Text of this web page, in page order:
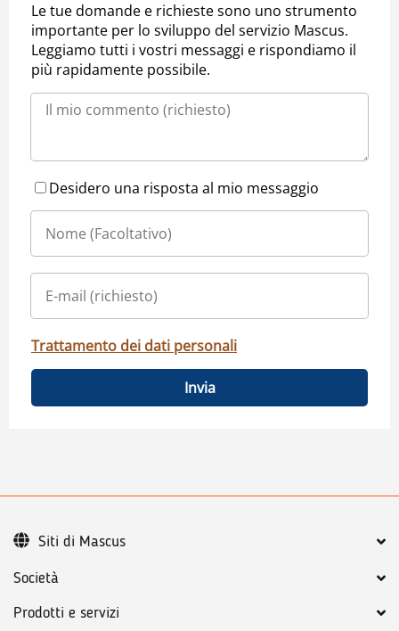
Le tue domande e richieste sono uno strumento
importante per lo sviluppo del servizio Mascus.
Leggiamo tutti i vostri messaggi e rispondiamo il
più rapidamente possibile.
Desidero una risposta al mio messaggio
Trattamento dei dati personali
Invia
Società
Prodotti e servizi
Siti di Mascus